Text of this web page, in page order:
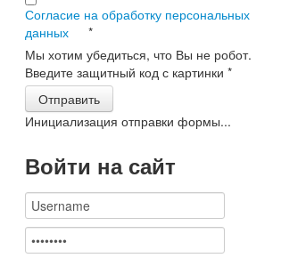
Согласие на обработку персональных
данных
*
Мы хотим убедиться, что Вы не робот.
Введите защитный код с картинки*
Отправить
Инициализация отправки формы...
Войти на сайт